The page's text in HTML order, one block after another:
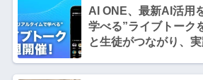
AI ONE、最新AI活用
学べる”ライブトーク
と生徒がつながり、